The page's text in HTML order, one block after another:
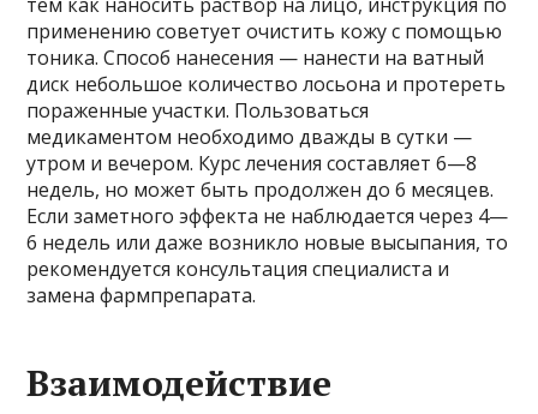
тем как наносить раствор на лицо, инструкция по
применению советует очистить кожу с помощью
тоника. Способ нанесения — нанести на ватный
диск небольшое количество лосьона и протереть
пораженные участки. Пользоваться
медикаментом необходимо дважды в сутки —
утром и вечером. Курс лечения составляет 6—8
недель, но может быть продолжен до 6 месяцев.
Если заметного эффекта не наблюдается через 4—
6 недель или даже возникло новые высыпания, то
рекомендуется консультация специалиста и
замена фармпрепарата.
Взаимодействие